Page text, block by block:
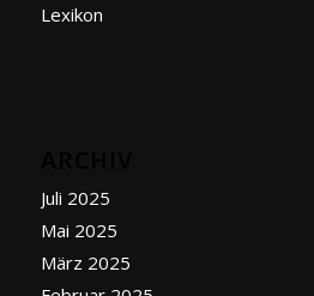
Lexikon
Juli 2025
Mai 2025
März 2025